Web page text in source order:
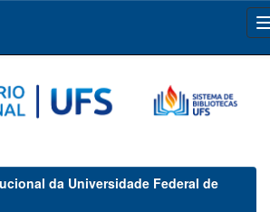
da Universidade Federal de